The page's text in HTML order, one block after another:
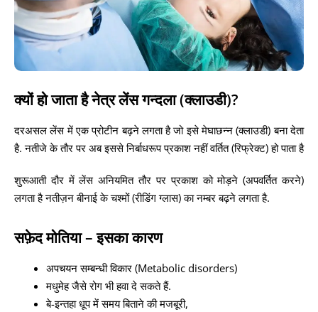
क्यों हो जाता है नेत्र लेंस गन्दला (क्लाउडी)?
दरअसल लेंस में एक प्रोटीन बढ़ने लगता है जो इसे मेघाछन्न (क्लाउडी) बना देता
है. नतीजे के तौर पर अब इससे निर्बाधरूप प्रकाश नहीं वर्तित (रिफ्रेक्ट) हो पाता है
शुरूआती दौर में लेंस अनियमित तौर पर प्रकाश को मोड़ने (अपवर्तित करने)
लगता है नतीज़न बीनाई के चश्मों (रीडिंग ग्लास) का नम्बर बढ़ने लगता है.
सफ़ेद मोतिया – इसका कारण
अपचयन सम्बन्धी विकार (Metabolic disorders)
मधुमेह जैसे रोग भी हवा दे सकते हैं.
बे-इन्तहा धूप में समय बिताने की मजबूरी,